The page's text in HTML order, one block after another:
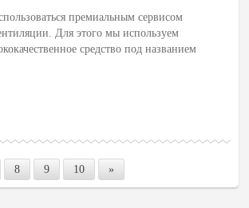
премиальным сервисом
Для этого мы используем
средство под названием
8 9 10 »